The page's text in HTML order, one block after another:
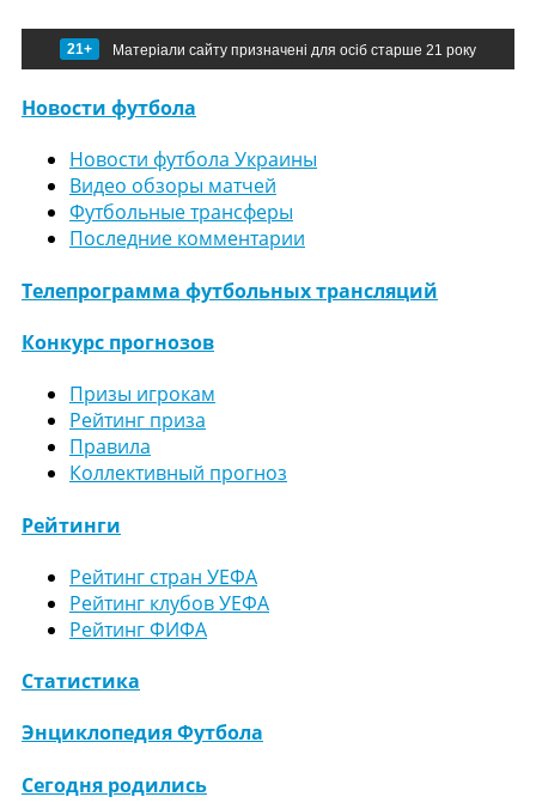
21+ Матеріали сайту призначені для осіб старше 21 року
Новости футбола
Новости футбола Украины
Видео обзоры матчей
Футбольные трансферы
Последние комментарии
Телепрограмма футбольных трансляций
Конкурс прогнозов
Призы игрокам
Рейтинг приза
Правила
Коллективный прогноз
Рейтинги
Рейтинг стран УЕФА
Рейтинг клубов УЕФА
Рейтинг ФИФА
Статистика
Энциклопедия Футбола
Сегодня родились